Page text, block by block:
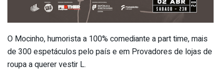
O Mocinho, humorista a 100% comediante a part time, mais
de 300 espetáculos pelo país e em Provadores de lojas de
roupa a querer vestir L.